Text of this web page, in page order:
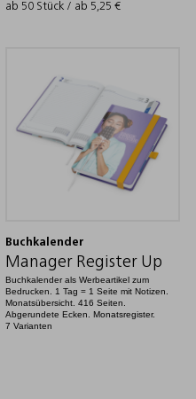
ab 50 Stück / ab 5,25 €
Buchkalender
Manager Register Up
Buchkalender als Werbeartikel zum
Bedrucken. 1 Tag = 1 Seite mit Notizen.
Monatsübersicht. 416 Seiten.
Abgerundete Ecken. Monatsregister.
7 Varianten